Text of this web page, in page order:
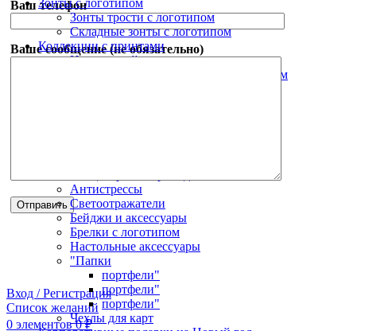
Ваш телефон
Ваше сообщение (не обязательно)
Вход / Регистрация
Список желаний
0 элементов 0₽
Зонты с логотипом
Зонты трости с логотипом
Складные зонты с логотипом
Коллекции с принтами
Новогодний мерч
Оригинальные ежедневники с принтом
Антистрессы
Светоотражатели
Бейджи и аксессуары
Брелки с логотипом
Настольные аксессуары
"Папки
портфели"
портфели"
портфели"
Чехлы для карт